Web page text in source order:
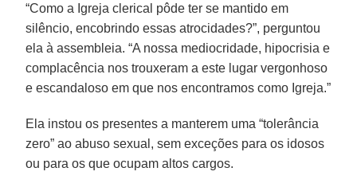
“Como a Igreja clerical pôde ter se mantido em
silêncio, encobrindo essas atrocidades?”, perguntou
ela à assembleia. “A nossa mediocridade, hipocrisia e
complacência nos trouxeram a este lugar vergonhoso
e escandaloso em que nos encontramos como Igreja.”
Ela instou os presentes a manterem uma “tolerância
zero” ao abuso sexual, sem exceções para os idosos
ou para os que ocupam altos cargos.